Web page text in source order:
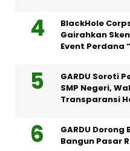
BlackHole
Gairahkan
Event Perdana
GARDU Soroti
SMP Negeri,
Transparansi
GARDU
Bangun Pasar